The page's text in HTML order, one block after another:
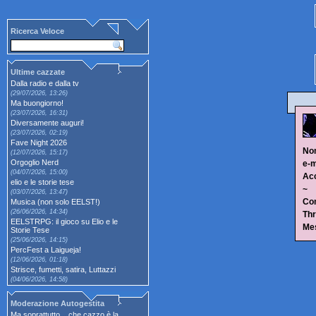
Ricerca Veloce
Ultime cazzate
Dalla radio e dalla tv
(29/07/2026, 13:26)
Ma buongiorno!
(23/07/2026, 16:31)
Diversamente auguri!
(23/07/2026, 02:19)
Fave Night 2026
(12/07/2026, 15:17)
Orgoglio Nerd
(04/07/2026, 15:00)
elio e le storie tese
(03/07/2026, 13:47)
Musica (non solo EELST!)
(26/06/2026, 14:34)
EELSTRPG: il gioco su Elio e le
Storie Tese
(25/06/2026, 14:15)
PercFest a Laigueja!
(12/06/2026, 01:18)
Strisce, fumetti, satira, Luttazzi
(04/06/2026, 14:58)
Moderazione Autogestita
e-
~